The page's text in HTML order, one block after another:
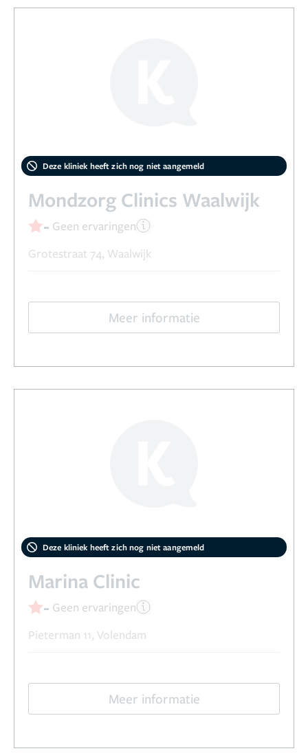
Deze kliniek heeft zich nog niet aangemeld
Mondzorg Clinics Waalwijk
- Geen ervaringen
Grotestraat 74, Waalwijk
Meer informatie
Deze kliniek heeft zich nog niet aangemeld
Marina Clinic
- Geen ervaringen
Pieterman 11, Volendam
Meer informatie